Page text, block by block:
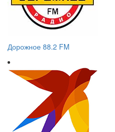
Дорожное 88.2 FM